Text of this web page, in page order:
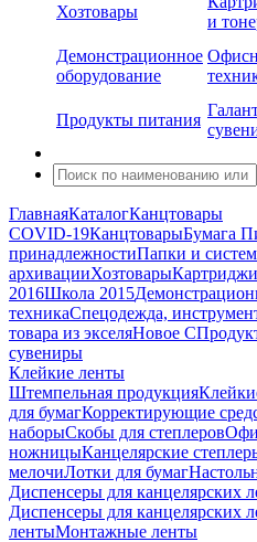
Хозтовары
и
Демонстрационное
оборудование
Продукты питания
ГлавнаяКаталогКанцтовары
COVID-19КанцтоварыБумага
принадлежностиПапки и
архивацииХозтовары
2016Школа 2015
техникаСпецодежда,
товара из экселяНовое С
сувениры
Клейкие ленты
Штемпельная продукция
для бумагКорректирующие
наборыСкобы для степлеров
ножницыКанцелярские
мелочиЛотки для бумаг
Диспенсеры для канцелярских
Диспенсеры для канцелярских
лентыМонтажные ленты